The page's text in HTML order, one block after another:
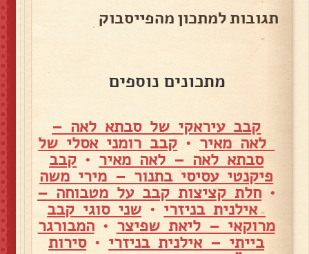
תגובות למתכון מהפייסבוק
מתכונים נוספים
קבב עיראקי של סבתא לאה –
לאה מאיר • קבב רומני אסלי של
סבתא לאה – לאה מאיר • קבב
פיקנטי עסיסי בתנור – מירי משה
• חלת קציצות קבב על מטבוחה –
אילנית בניזרי • שני סוגי קבב
מרוקאי – ליאת שפיצר •המבורגר
בייתי – אילנית בניזרי •סירות